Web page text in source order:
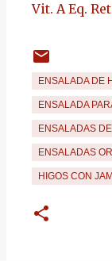
Vit. A Eq.
ENSALADA DE
ENSALADA
ENSALADAS
ENSALADAS
HIGOS CON